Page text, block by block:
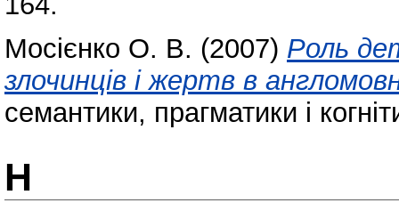
Мосієнко О. В. (2007) Роль
злочинців і жертв в
семантики, прагматики і
Н